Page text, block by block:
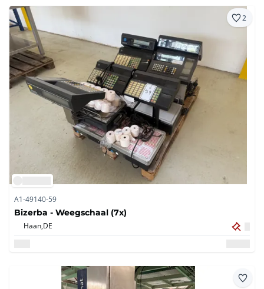
2
A1-49140-59
Bizerba - Weegschaal (7x)
Haan,DE